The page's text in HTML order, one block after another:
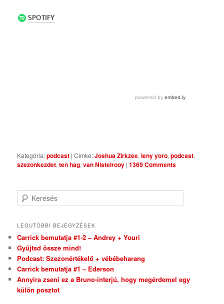
Kategória:podcast |Címke:Joshua Zirkzee,leny yoro,podcast,
szezonkezdet,ten hag,van Nistelrooy |1369 Comments
Keresés
LEGUTÓBBI BEJEGYZÉSEK
Carrick bemutatja #1-2 – Andrey + Youri
Gyűjtsd össze mind!
Podcast: Szezonértékelő + vébébeharang
Carrick bemutatja #1 – Ederson
Annyira zseni ez a Bruno-interjú, hogy megérdemel egy
külön posztot